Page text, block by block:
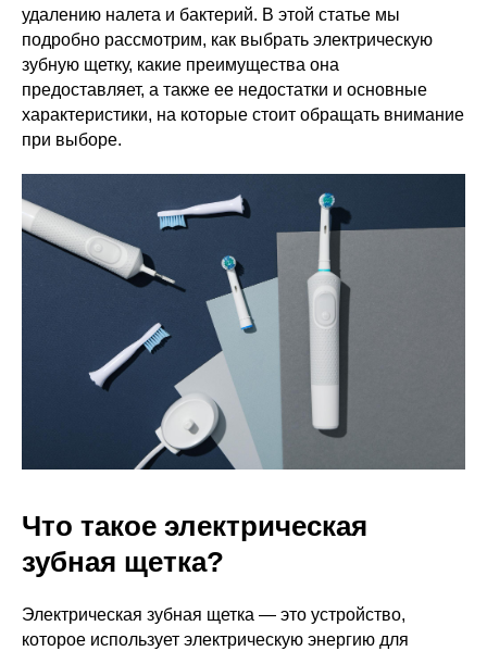
удалению налета и бактерий. В этой статье мы
подробно рассмотрим, как выбрать электрическую
зубную щетку, какие преимущества она
предоставляет, а также ее недостатки и основные
характеристики, на которые стоит обращать внимание
при выборе.
Что такое электрическая
зубная щетка?
Электрическая зубная щетка — это устройство,
которое использует электрическую энергию для